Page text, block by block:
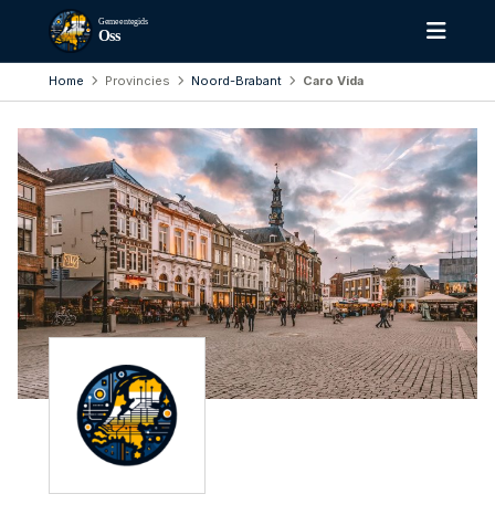
Gemeentegids
Oss
Home Provincies Noord-Brabant Caro Vida